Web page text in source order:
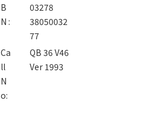
B
N :
03278
38050032
77
Ca
ll
N
o:
QB 36 V46
Ver 1993